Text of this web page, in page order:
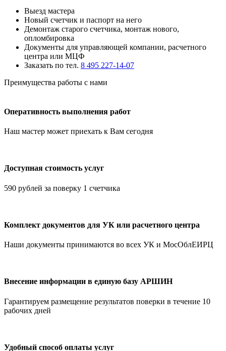
Выезд мастера
Новый счетчик и паспорт на него
Демонтаж старого счетчика, монтаж нового,
опломбировка
Документы для управляющей компании, расчетного
центра или МЦФ
Заказать по тел. 8 495 227-14-07
Преимущества работы с нами
Оперативность выполнения работ
Наш мастер может приехать к Вам сегодня
Доступная стоимость услуг
590 рублей за поверку 1 счетчика
Комплект документов для УК или расчетного центра
Наши документы принимаются во всех УК и МосОблЕИРЦ
Внесение информации в единую базу АРШИН
Гарантируем размещение результатов поверки в течение 10
рабочих дней
Удобный способ оплаты услуг